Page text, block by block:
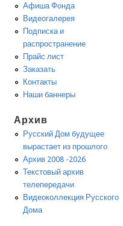
Афиша Фонда
Видеогалерея
Подписка и
распространение
Прайс лист
Заказать
Контакты
Наши баннеры
Архив
Русский Дом будущее
вырастает из прошлого
Архив 2008 -2026
Текстовый архив
телепередачи
Видеоколлекция Русского
Дома